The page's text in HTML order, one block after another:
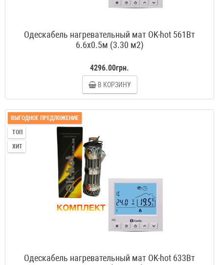
Одескабель нагревательный мат OK-hot 561Вт
6.6x0.5м (3.30 м2)
4296.00грн.
В КОРЗИНУ
ВЫГОДНОЕ ПРЕДЛОЖЕНИЕ
ТОП
ХИТ
Одескабель нагревательный мат OK-hot 633Вт